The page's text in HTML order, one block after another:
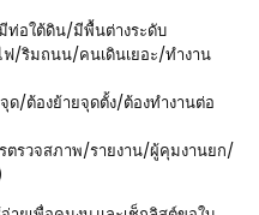
อใต้ดิน/มีพื้นต่างระดับ
ฟ/ริมถนน/คนเดินเยอะ/ทำงาน
ด/ต้องย้ายจุดตั้ง/ต้องทำงานต่อ
ตรวจสภาพ/รายงาน/ผู้คุมงานยก/